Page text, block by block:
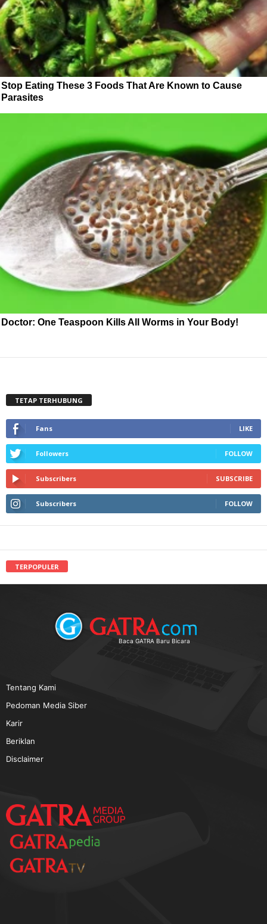
Stop Eating These 3 Foods That Are Known to Cause
Parasites
Doctor: One Teaspoon Kills All Worms in Your Body!
TETAP TERHUBUNG
Fans LIKE
Followers FOLLOW
Subscribers SUBSCRIBE
Subscribers FOLLOW
TERPOPULER